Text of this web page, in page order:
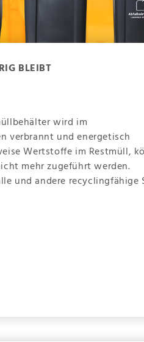
BLEIBT
wird im
verbrannt und energetisch
Wertstoffe im Restmüll,
mehr zugeführt werden.
und andere recyclingfähige